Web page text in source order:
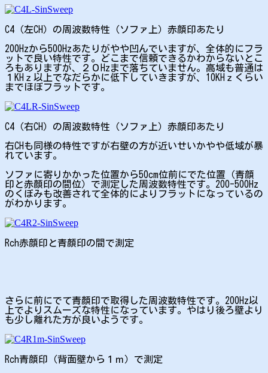
C4（左CH）の周波数特性（ソファ上）赤顔印あたり
200Hzから500Hzあたりがやや凹んでいますが、全体的にフラ
ットで良い特性です。どこまで信頼できるかわからないとこ
ろもありますが、２０Hzまで落ちていません。高域も普通は
１KHｚ以上でなだらかに低下していきますが、10KHｚくらい
までほぼフラットです。
C4（右CH）の周波数特性（ソファ上）赤顔印あたり
右CHも同様の特性ですが右壁の方が近いせいかやや低域が暴
れています。
ソファに寄りかかった位置から50cm位前にでた位置（青顔
印と赤顏印の間位）で測定した周波数特性です。200-500Hz
のくぼみも改善されて全体的によりフラットになっているの
がわかります。
Rch赤顔印と青顏印の間で測定
さらに前にでて青顏印で取得した周波数特性です。200Hz以
上でよりスムーズな特性になっています。やはり後ろ壁より
も少し離れた方が良いようです。
Rch青顔印（背面壁から１ｍ）で測定